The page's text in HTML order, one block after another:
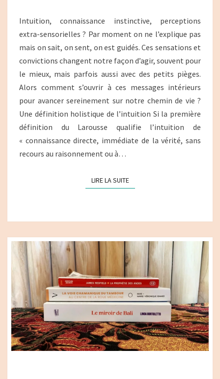
QUOTIDIEN
Intuition, connaissance instinctive, perceptions
extra-sensorielles ? Par moment on ne l’explique pas
mais on sait, on sent, on est guidés. Ces sensations et
convictions changent notre façon d’agir, souvent pour
le mieux, mais parfois aussi avec des petits pièges.
Alors comment s’ouvrir à ces messages intérieurs
pour avancer sereinement sur notre chemin de vie ?
Une définition holistique de l’intuition Si la première
définition du Larousse qualifie l’intuition de
« connaissance directe, immédiate de la vérité, sans
recours au raisonnement ou à…
LIRE LA SUITELIRE LA SUITE